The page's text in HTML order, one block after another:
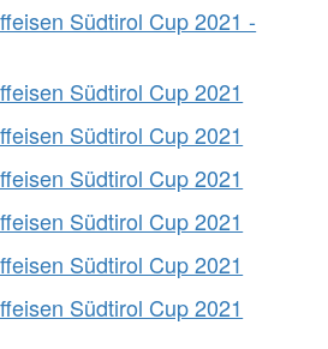
Südtirol Cup 2021 -
Südtirol Cup 2021
Südtirol Cup 2021
Südtirol Cup 2021
Südtirol Cup 2021
Südtirol Cup 2021
Südtirol Cup 2021